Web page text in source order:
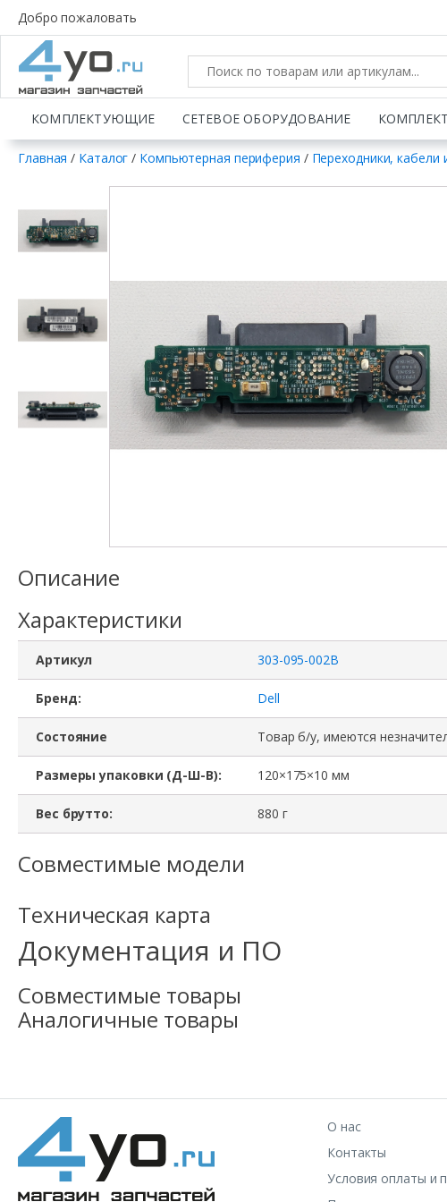
Добро пожаловать
КОМПЛЕКТУЮЩИЕ СЕТЕВОЕ ОБОРУДОВАНИЕ
Главная / Каталог / Компьютерная периферия / Переходники, кабели
Описание
Характеристики
Артикул 303-095-002B
Бренд: Dell
Состояние Товар б/у, имеются
Размеры упаковки (Д-Ш-В): 120×175×10 мм
Вес брутто: 880 г
Совместимые модели
Техническая карта
Документация и ПО
Совместимые товары
Аналогичные товары
О нас
Контакты
Условия оплаты и